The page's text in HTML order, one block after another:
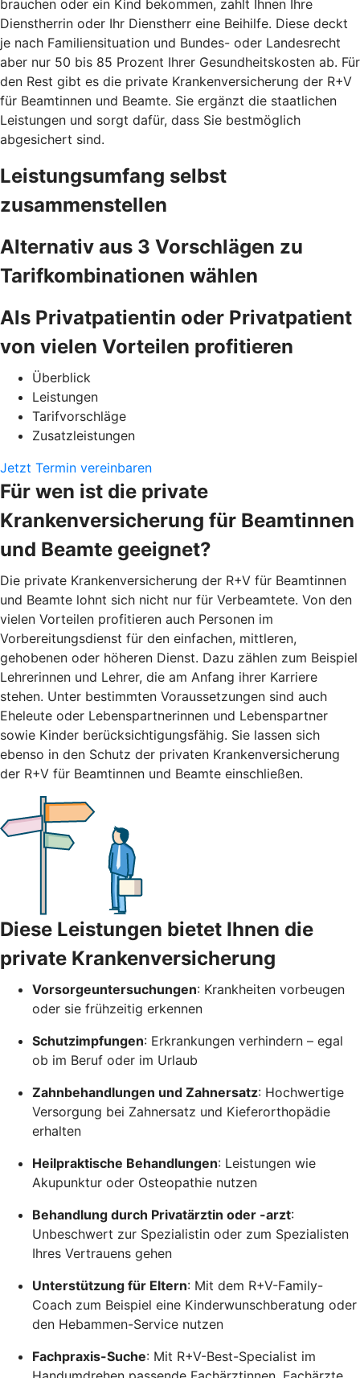
brauchen oder ein Kind bekommen, zahlt Ihnen Ihre
Dienstherrin oder Ihr Dienstherr eine Beihilfe. Diese deckt
je nach Familiensituation und Bundes- oder Landesrecht
aber nur 50 bis 85 Prozent Ihrer Gesundheitskosten ab. Für
den Rest gibt es die private Krankenversicherung der R+V
für Beamtinnen und Beamte. Sie ergänzt die staatlichen
Leistungen und sorgt dafür, dass Sie bestmöglich
abgesichert sind.
Leistungsumfang selbst
zusammenstellen
Alternativ aus 3 Vorschlägen zu
Tarifkombinationen wählen
Als Privatpatientin oder Privatpatient
von vielen Vorteilen profitieren
Überblick
Leistungen
Tarifvorschläge
Zusatzleistungen
Jetzt Termin vereinbaren
Für wen ist die private
Krankenversicherung für Beamtinnen
und Beamte geeignet?
Die private Krankenversicherung der R+V für Beamtinnen
und Beamte lohnt sich nicht nur für Verbeamtete. Von den
vielen Vorteilen profitieren auch Personen im
Vorbereitungsdienst für den einfachen, mittleren,
gehobenen oder höheren Dienst. Dazu zählen zum Beispiel
Lehrerinnen und Lehrer, die am Anfang ihrer Karriere
stehen. Unter bestimmten Voraussetzungen sind auch
Eheleute oder Lebenspartnerinnen und Lebenspartner
sowie Kinder berücksichtigungsfähig. Sie lassen sich
ebenso in den Schutz der privaten Krankenversicherung
der R+V für Beamtinnen und Beamte einschließen.
Diese Leistungen bietet Ihnen die
private Krankenversicherung
Vorsorgeuntersuchungen: Krankheiten vorbeugen
oder sie frühzeitig erkennen
Schutzimpfungen: Erkrankungen verhindern – egal
ob im Beruf oder im Urlaub
Zahnbehandlungen und Zahnersatz: Hochwertige
Versorgung bei Zahnersatz und Kieferorthopädie
erhalten
Heilpraktische Behandlungen: Leistungen wie
Akupunktur oder Osteopathie nutzen
Behandlung durch Privatärztin oder -arzt:
Unbeschwert zur Spezialistin oder zum Spezialisten
Ihres Vertrauens gehen
Unterstützung für Eltern: Mit dem R+V-Family-
Coach zum Beispiel eine Kinderwunschberatung oder
den Hebammen-Service nutzen
Fachpraxis-Suche: Mit R+V-Best-Specialist im